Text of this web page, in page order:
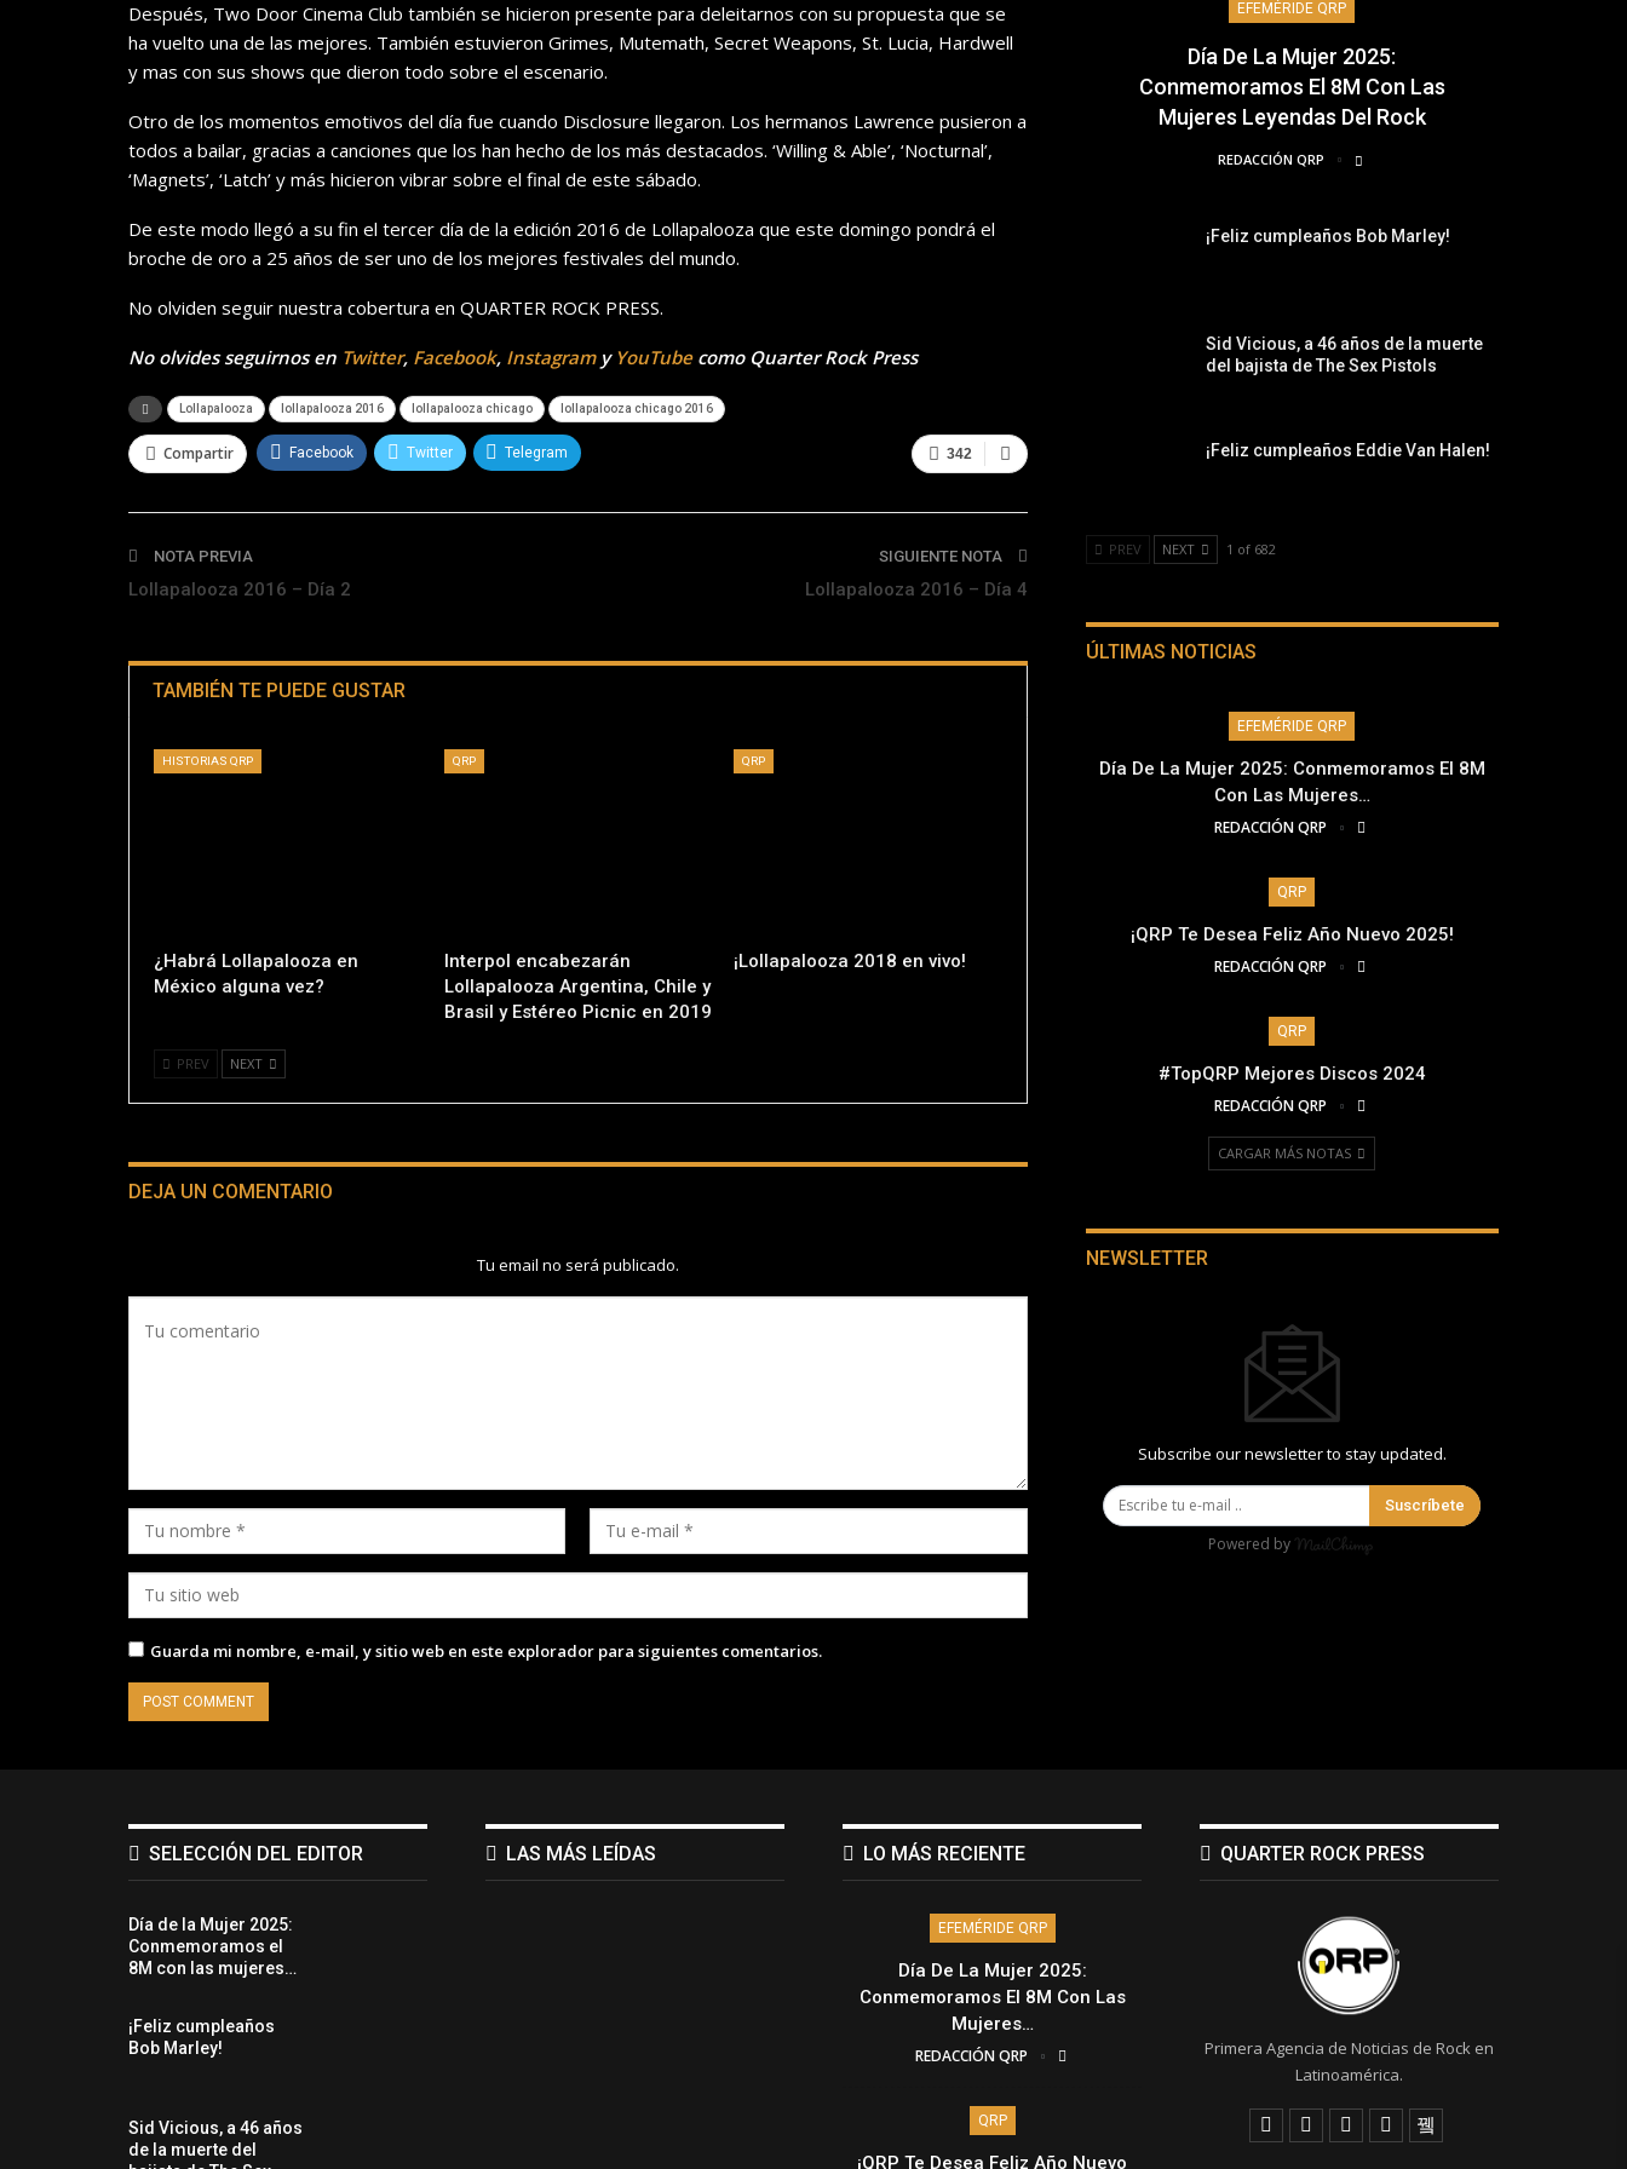
Después, Two Door Cinema Club también se hicieron presente para deleitarnos con su propuesta que se
ha vuelto una de las mejores. También estuvieron Grimes, Mutemath, Secret Weapons, St. Lucia, Hardwell
y mas con sus shows que dieron todo sobre el escenario.
Otro de los momentos emotivos del día fue cuando Disclosure llegaron. Los hermanos Lawrence pusieron a
todos a bailar, gracias a canciones que los han hecho de los más destacados. ‘Willing & Able’, ‘Nocturnal’,
‘Magnets’, ‘Latch’ y más hicieron vibrar sobre el final de este sábado.
De este modo llegó a su fin el tercer día de la edición 2016 de Lollapalooza que este domingo pondrá el
broche de oro a 25 años de ser uno de los mejores festivales del mundo.
No olviden seguir nuestra cobertura en QUARTER ROCK PRESS.
No olvides seguirnos en Twitter, Facebook, Instagramy YouTubecomo Quarter Rock Press
Lollapalooza lollapalooza 2016 lollapalooza chicago lollapalooza chicago 2016
342
Compartir Facebook Twitter Telegram
NOTA PREVIA
Lollapalooza 2016 – Día 2
SIGUIENTE NOTA
Lollapalooza 2016 – Día 4
TAMBIÉN TE PUEDE GUSTAR
HISTORIAS QRP
¿Habrá Lollapalooza en
México alguna vez?
QRP
Interpol encabezarán
Lollapalooza Argentina, Chile y
Brasil y Estéreo Picnic en 2019
QRP
¡Lollapalooza 2018 en vivo!
PREV NEXT
DEJA UN COMENTARIO
Tu email no será publicado.
Guarda mi nombre, e-mail, y sitio web en este explorador para siguientes comentarios.
EFEMÉRIDE QRP
Día De La Mujer 2025:
Conmemoramos El 8M Con Las
Mujeres Leyendas Del Rock
REDACCIÓN QRP
¡Feliz cumpleaños Bob Marley!
Sid Vicious, a 46 años de la muerte
del bajista de The Sex Pistols
¡Feliz cumpleaños Eddie Van Halen!
PREV NEXT 1 of 682
ÚLTIMAS NOTICIAS
EFEMÉRIDE QRP
Día De La Mujer 2025: Conmemoramos El 8M
Con Las Mujeres…
REDACCIÓN QRP
QRP
¡QRP Te Desea Feliz Año Nuevo 2025!
REDACCIÓN QRP
QRP
#TopQRP Mejores Discos 2024
REDACCIÓN QRP
CARGAR MÁS NOTAS
NEWSLETTER
Subscribe our newsletter to stay updated.
Suscríbete
Powered by
SELECCIÓN DEL EDITOR
Día de la Mujer 2025:
Conmemoramos el
8M con las mujeres…
¡Feliz cumpleaños
Bob Marley!
Sid Vicious, a 46 años
de la muerte del
LAS MÁS LEÍDAS LO MÁS RECIENTE
EFEMÉRIDE QRP
Día De La Mujer 2025:
Conmemoramos El 8M Con Las
Mujeres…
REDACCIÓN QRP
QRP
¡QRP Te Desea Feliz Año Nuevo
QUARTER ROCK PRESS
Primera Agencia de Noticias de Rock en
Latinoamérica.